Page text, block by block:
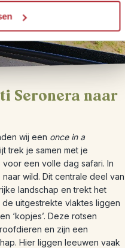
Seronera naar
wij een once in a
trek je samen met je
een volle dag safari. In
wild. Dit centrale deel van
landschap en trekt het
uitgestrekte vlaktes liggen
‘kopjes’. Deze rotsen
en zijn een
Hier liggen leeuwen vaak